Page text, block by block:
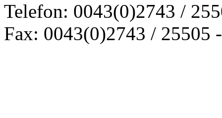
Telefon: 0043(0)2743 /
Fax: 0043(0)2743 / 25505